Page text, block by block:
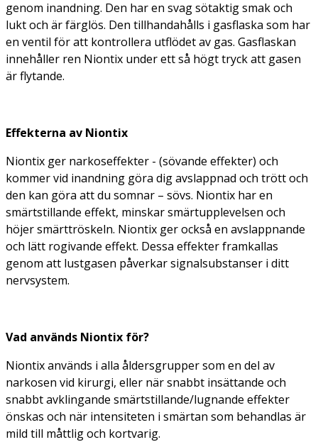
genom inandning. Den har en svag sötaktig smak och
lukt och är färglös. Den tillhandahålls i gasflaska som har
en ventil för att kontrollera utflödet av gas. Gasflaskan
innehåller ren Niontix under ett så högt tryck att gasen
är flytande.
Effekterna av Niontix
Niontix ger narkoseffekter - (sövande effekter) och
kommer vid inandning göra dig avslappnad och trött och
den kan göra att du somnar – sövs. Niontix har en
smärtstillande effekt, minskar smärtupplevelsen och
höjer smärttröskeln. Niontix ger också en avslappnande
och lätt rogivande effekt. Dessa effekter framkallas
genom att lustgasen påverkar signalsubstanser i ditt
nervsystem.
Vad används Niontix för?
Niontix används i alla åldersgrupper som en del av
narkosen vid kirurgi, eller när snabbt insättande och
snabbt avklingande smärtstillande/lugnande effekter
önskas och när intensiteten i smärtan som behandlas är
mild till måttlig och kortvarig.